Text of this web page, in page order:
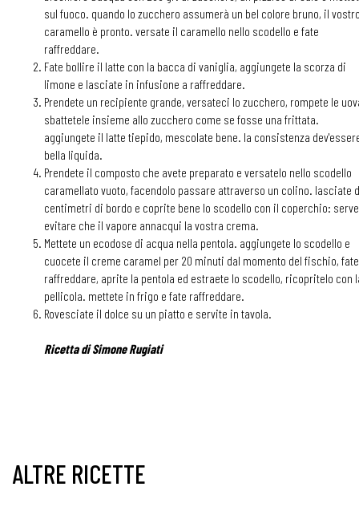
sul fuoco. quando lo zucchero assumerà un bel colore bruno, il
caramello è pronto. versate il caramello nello scodello e fate
raffreddare.
Fate bollire il latte con la bacca di vaniglia, aggiungete la scorza di
limone e lasciate in infusione a raffreddare.
Prendete un recipiente grande, versateci lo zucchero, rompete le
sbattetele insieme allo zucchero come se fosse una frittata.
aggiungete il latte tiepido, mescolate bene. la consistenza
bella liquida.
Prendete il composto che avete preparato e versatelo nello scodello
caramellato vuoto, facendolo passare attraverso un colino. lasciate
centimetri di bordo e coprite bene lo scodello con il coperchio:
evitare che il vapore annacqui la vostra crema.
Mettete un ecodose di acqua nella pentola. aggiungete lo scodello e
cuocete il creme caramel per 20 minuti dal momento del fischio, fate
raffreddare, aprite la pentola ed estraete lo scodello, ricopritelo con
pellicola. mettete in frigo e fate raffreddare.
Rovesciate il dolce su un piatto e servite in tavola.
Ricetta di Simone Rugiati
ALTRE RICETTE